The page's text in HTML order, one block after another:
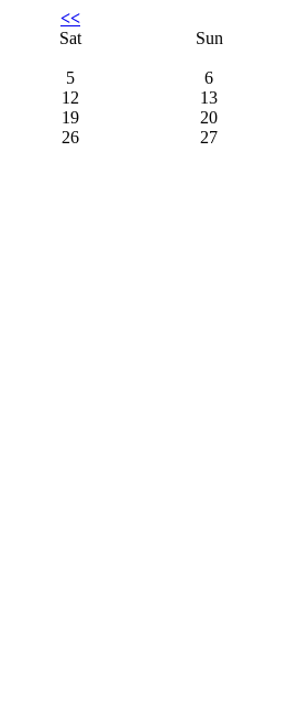
<<
Sat
Sun
5 6
12
13
19
20
26
27